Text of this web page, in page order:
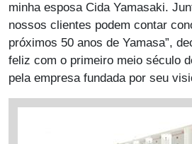
minha esposa Cida Yamasaki.
nossos clientes podem contar
próximos 50 anos de Yamasa”,
feliz com o primeiro meio século
pela empresa fundada por seu